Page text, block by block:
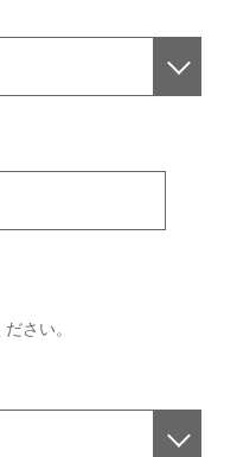
さい。